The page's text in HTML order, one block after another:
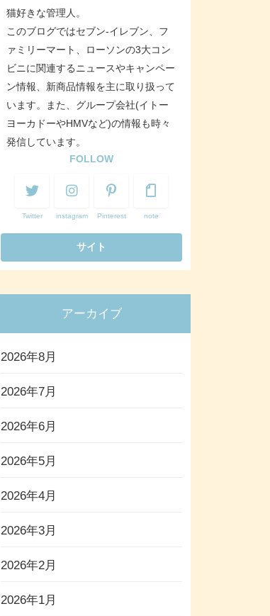
猫好きな管理人。
このブログではセブン-イレブン、フ
ァミリーマート、ローソンの3大コン
ビニに関連するニュースやキャンペー
ン情報、新商品情報を主に取り扱って
います。また、グループ会社(イトー
ヨーカドーやHMVなど)の情報も時々
発信しています。
FOLLOW
Twitter instagram Pinterest note
アーカイブ
2026年8月
2026年7月
2026年6月
2026年5月
2026年4月
2026年3月
2026年2月
2026年1月